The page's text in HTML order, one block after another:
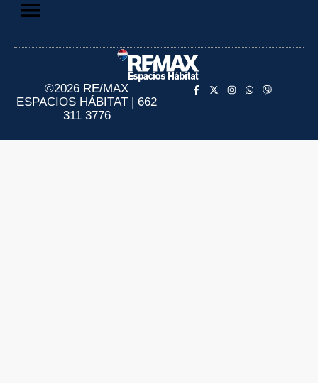
©2026 RE/MAX
ESPACIOS HÁBITAT | 662
311 3776